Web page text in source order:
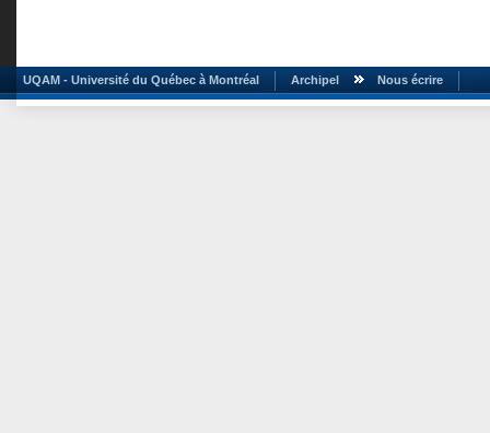
UQAM - Université du Québec à Montréal Archipel Nous écrire